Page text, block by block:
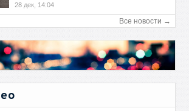
28 дек, 14:04
Все новости →